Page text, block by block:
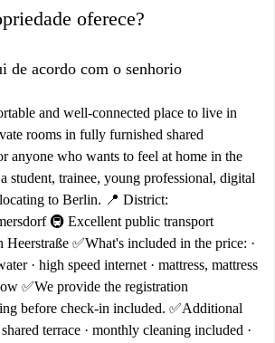
oferece?
de acordo com o senhorio
and well-connected place to live in
rooms in fully furnished shared
anyone who wants to feel at home in the
student, trainee, young professional, digital
to Berlin. 📍 District:
🚇 Excellent public transport
Heerstraße ✅What's included in the price: ·
· high speed internet · mattress, mattress
✅We provide the registration
before check-in included. ✅Additional
terrace · monthly cleaning included ·